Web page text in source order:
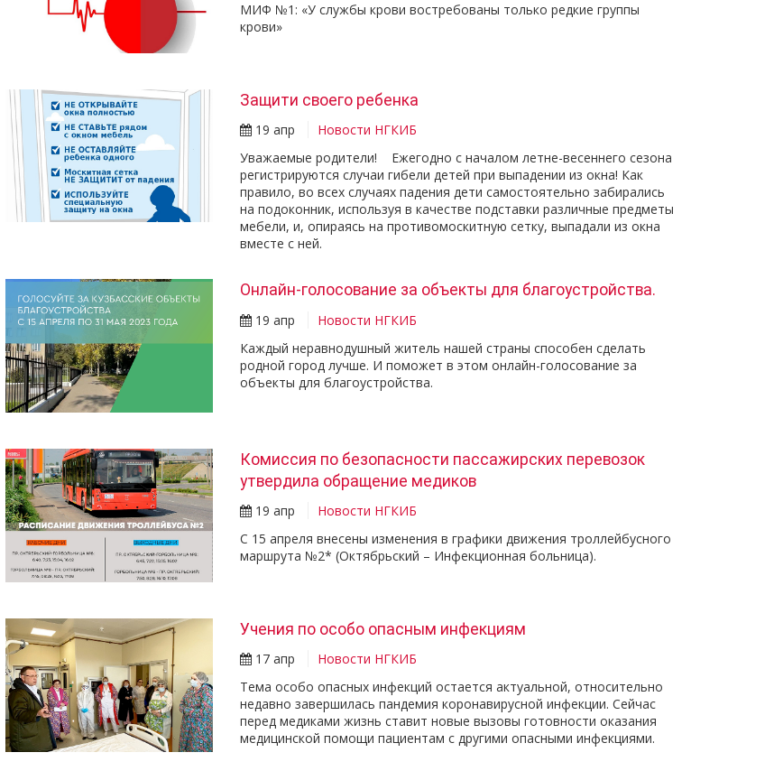
МИФ №1: «У службы крови востребованы только редкие группы
крови»
Защити своего ребенка
19 апр
Новости НГКИБ
Уважаемые родители! Ежегодно с началом летне-весеннего сезона
регистрируются случаи гибели детей при выпадении из окна! Как
правило, во всех случаях падения дети самостоятельно забирались
на подоконник, используя в качестве подставки различные предметы
мебели, и, опираясь на противомоскитную сетку, выпадали из окна
вместе с ней.
Онлайн-голосование за объекты для благоустройства.
19 апр
Новости НГКИБ
Каждый неравнодушный житель нашей страны способен сделать
родной город лучше. И поможет в этом онлайн-голосование за
объекты для благоустройства.
Комиссия по безопасности пассажирских перевозок
утвердила обращение медиков
19 апр
Новости НГКИБ
С 15 апреля внесены изменения в графики движения троллейбусного
маршрута №2* (Октябрьский – Инфекционная больница).
Учения по особо опасным инфекциям
17 апр
Новости НГКИБ
Тема особо опасных инфекций остается актуальной, относительно
недавно завершилась пандемия коронавирусной инфекции. Сейчас
перед медиками жизнь ставит новые вызовы готовности оказания
медицинской помощи пациентам с другими опасными инфекциями.